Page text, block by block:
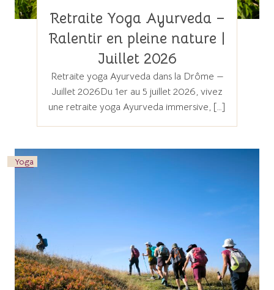
Retraite Yoga Ayurveda –
Ralentir en pleine nature |
Juillet 2026
Retraite yoga Ayurveda dans la Drôme —
Juillet 2026Du 1er au 5 juillet 2026, vivez
une retraite yoga Ayurveda immersive, […]
Yoga